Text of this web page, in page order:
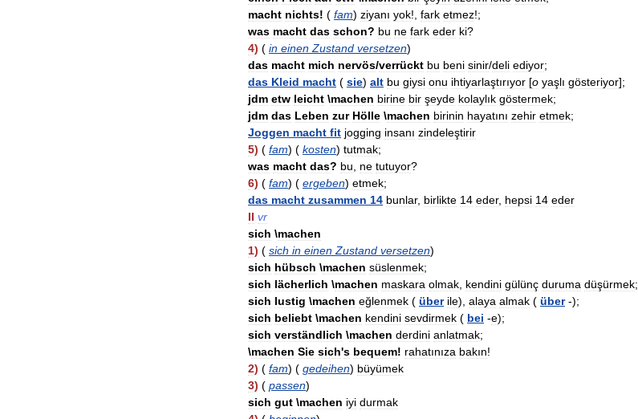
macht nichts! ( fam) ziyanı yok!, fark etmez!;
was macht das schon? bu ne fark eder ki?
4) ( in einen Zustand versetzen)
das macht mich nervös/verrückt bu beni sinir/deli ediyor;
das Kleid macht ( sie) alt bu giysi onu ihtiyarlaştırıyor [o yaşlı gösteriyor];
jdm etw leicht \machen birine bir şeyde kolaylık göstermek;
jdm das Leben zur Hölle \machen birinin hayatını zehir etmek;
Joggen macht fit jogging insanı zindeleştirir
5) ( fam) ( kosten) tutmak;
was macht das? bu ne tutuyor?
6) ( fam) ( ergeben) etmek;
das macht zusammen 14 bunlar, birlikte 14 eder, hepsi 14 eder
II vr
sich \machen
1) ( sich in einen Zustand versetzen)
sich hübsch \machen süslenmek;
sich lächerlich \machen maskara olmak kendini gülünç duruma düşürmek;
sich lustig \machen eğlenmek ( über ile), alaya almak ( über-);
sich beliebt \machen kendini sevdirmek ( bei -e);
sich verständlich \machen derdini anlatmak;
\machen Sie sich's bequem! rahatınıza bakın!
2) ( fam) ( gedeihen) büyümek
3) ( passen)
sich gut \machen iyi durmak